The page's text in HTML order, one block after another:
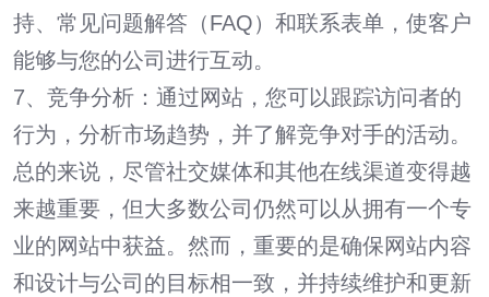
持、常见问题解答（FAQ）和联系表单，使客户
能够与您的公司进行互动。
7、竞争分析：通过网站，您可以跟踪访问者的
行为，分析市场趋势，并了解竞争对手的活动。
总的来说，尽管社交媒体和其他在线渠道变得越
来越重要，但大多数公司仍然可以从拥有一个专
业的网站中获益。然而，重要的是确保网站内容
和设计与公司的目标相一致，并持续维护和更新